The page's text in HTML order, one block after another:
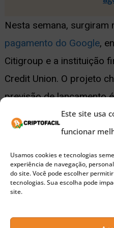
Este site usa
funcionar
Usamos cookies e tecnologias
experiência de navegação,
do site. Você pode escolher
tecnologias. Sua escolha pode
site.
Nesta semana, surgiram
pagamento do Google,
Citigroup e a instituição
Credit Union. O projeto
previsão de lançamento
De acordo com Caesar
a gigante do ramo
a consumidores, bancos